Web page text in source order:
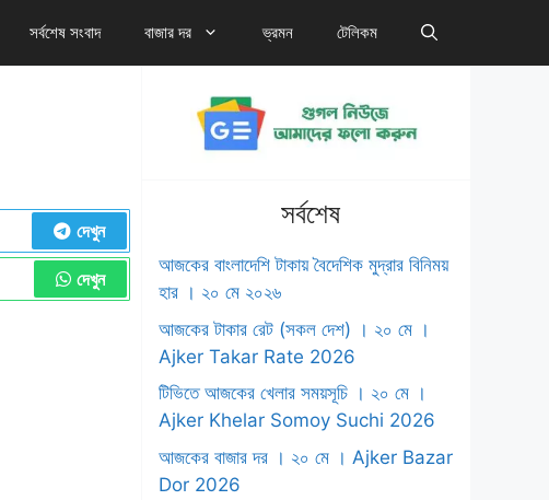
সর্বশেষ সংবাদ বাজার দর ভ্রমন টেলিকম
দেখুন
দেখুন
সর্বশেষ
আজকের বাংলাদেশি টাকায় বৈদেশিক মুদ্রার বিনিময়
হার । ২০ মে ২০২৬
আজকের টাকার রেট (সকল দেশ) । ২০ মে ।
‍Ajker Takar Rate 2026
টিভিতে আজকের খেলার সময়সূচি । ২০ মে ।
Ajker Khelar Somoy Suchi 2026
আজকের বাজার দর । ২০ মে । Ajker Bazar
Dor 2026